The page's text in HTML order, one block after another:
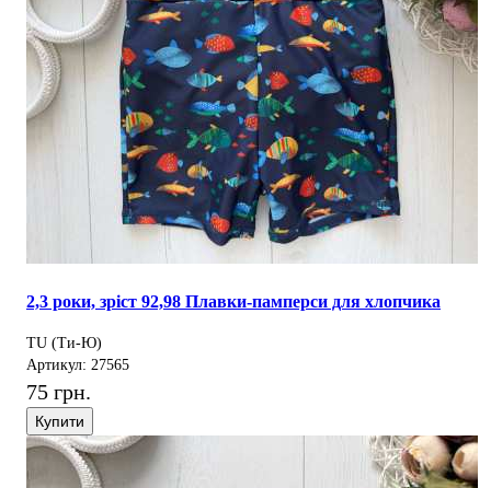
2,3 роки, зріст 92,98 Плавки-памперси для хлопчика
TU (Ти-Ю)
Артикул: 27565
75 грн.
Купити